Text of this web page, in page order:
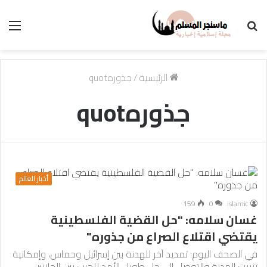
الرئيسية/جذورهquot
جذورهquot
أخبار العالم
islamic
0
159
غسان سلامه: "حل القضية الفلسطينية
يقتضي اقتلاع الصراع من جذوره"
في الصحف اليوم: تمديد آخر للهدنة بين إسرائيل وحماس، وإمكانية